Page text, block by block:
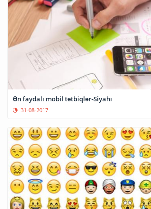
Ən faydalı mobil tətbiqlər-Siyahı
31-08-2017